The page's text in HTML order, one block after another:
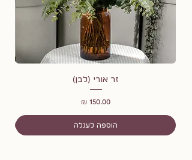
זר אורי (לבן)
מחיר
הוספה לעגלה